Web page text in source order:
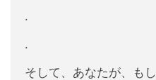
.
.
そして、あなたが、もし